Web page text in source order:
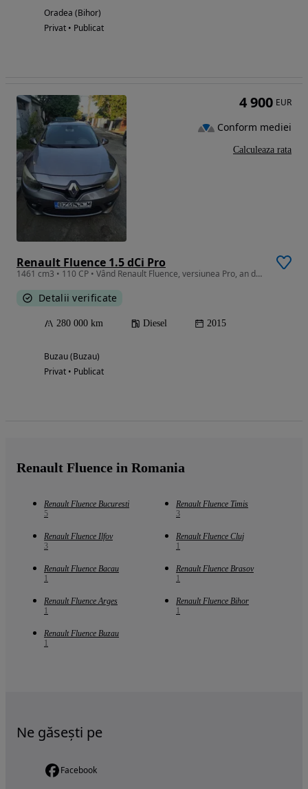
Oradea (Bihor)
Privat • Publicat
Renault Fluence 1.5 dCi Pro
1461 cm3 • 110 CP • Vând Renault Fluence, versiunea Pro, an de fabricație 2015
Detalii verificate
280 000 km Diesel 2015
Buzau (Buzau)
Privat • Publicat
4 900 EUR
Conform mediei
Calculeaza rata
Renault Fluence in Romania
Renault Fluence Bucuresti
5
Renault Fluence Timis
3
Renault Fluence Ilfov
3
Renault Fluence Cluj
1
Renault Fluence Bacau
1
Renault Fluence Brasov
1
Renault Fluence Arges
1
Renault Fluence Bihor
1
Renault Fluence Buzau
1
Ne găsești pe
Facebook